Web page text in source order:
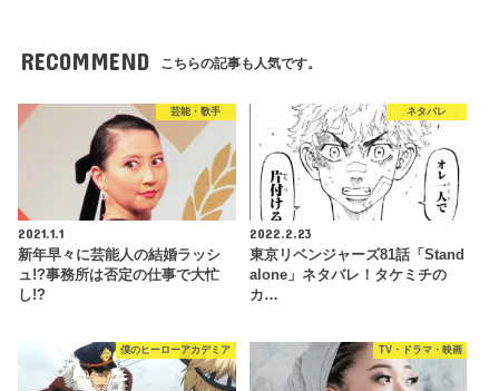
RECOMMEND こちらの記事も人気です。
芸能・歌手
2021.1.1
新年早々に芸能人の結婚ラッシ
ュ!?事務所は否定の仕事で大忙
し!?
ネタバレ
2022.2.23
東京リベンジャーズ81話「Stand
alone」ネタバレ！タケミチの
カ…
僕のヒーローアカデミア TV・ドラマ・映画